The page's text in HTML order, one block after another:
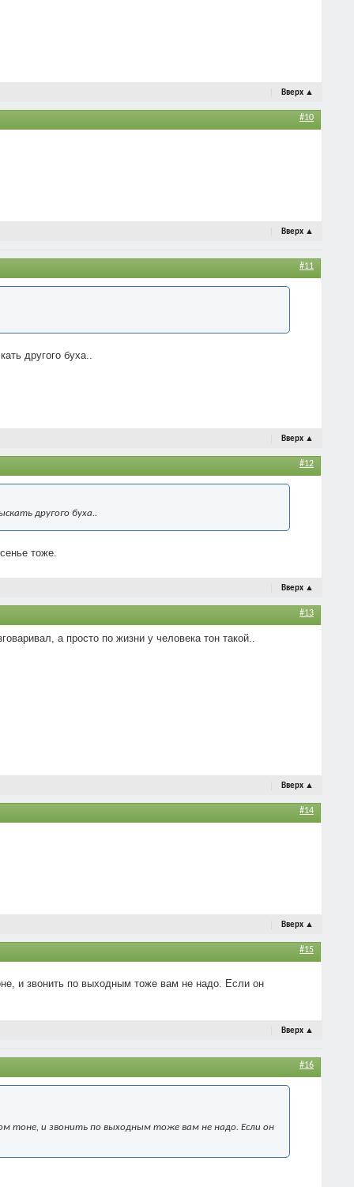
Вверх ▲
#10
Вверх ▲
#11
другого буха..
Вверх ▲
#12
другого буха..
тоже.
Вверх ▲
#13
а просто по жизни у человека тон такой..
Вверх ▲
#14
Вверх ▲
#15
и звонить по выходным тоже вам не надо. Если он
Вверх ▲
#16
тоне, и звонить по выходным тоже вам не надо. Если он